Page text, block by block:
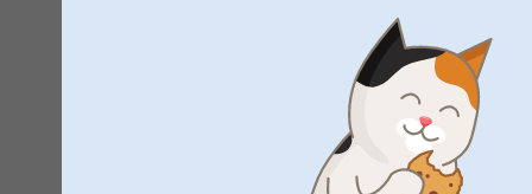
setet med en kombination av badhandduk och vanlig
Broderade handdukar som bröllopspresent
Tänk dig: det nygifta paret packar upp ett vackert
som verkligen fastnar! Välj ett handduks­set med en stor
kombinerar praktisk komfort med emotionellt värde. En